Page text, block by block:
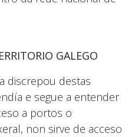
GALEGO
discrepou destas
e segue a entender
a portos o
non sirve de acceso